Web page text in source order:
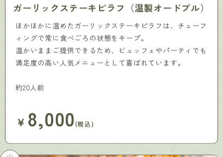
ガーリックステーキピラフ（温製オードブル）
ほかほかに温めたガーリックステーキピラフは、チューフ
ィングで常に食べごろの状態をキープ。
温かいままご提供できるため、ビュッフェやパーティでも
満足度の高い人気メニューとして喜ばれています。
約20人前
￥ 8,000(税込)